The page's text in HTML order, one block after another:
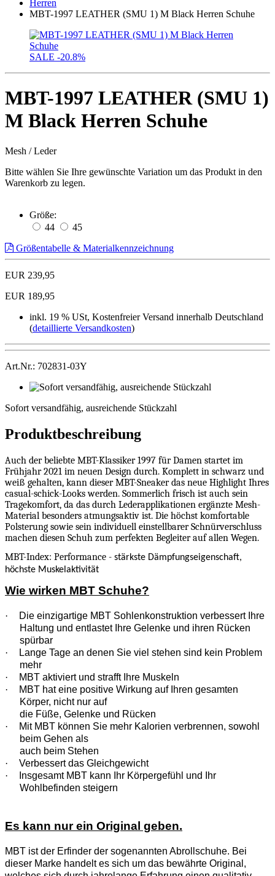
Herren
MBT-1997 LEATHER (SMU 1) M Black Herren Schuhe
SALE -20.8%
MBT-1997 LEATHER (SMU 1)
M Black Herren Schuhe
Mesh / Leder
Bitte wählen Sie Ihre gewünschte Variation um das Produkt in den
Warenkorb zu legen.
Größe:
44
45
Größentabelle & Materialkennzeichnung
EUR 239,95
EUR 189,95
inkl. 19 % USt, Kostenfreier Versand innerhalb Deutschland
(detaillierte Versandkosten)
Art.Nr.: 702831-03Y
Sofort versandfähig, ausreichende Stückzahl
Produktbeschreibung
Auch der beliebte MBT-Klassiker 1997 für Damen startet im
Frühjahr 2021 im neuen Design durch. Komplett in schwarz und
weiß gehalten, kann dieser MBT-Sneaker das neue Highlight Ihres
casual-schick-Looks werden. Sommerlich frisch ist auch sein
Tragekomfort, da das durch Lederapplikationen ergänzte Mesh-
Material besonders atmungsaktiv ist. Die höchst komfortable
Polsterung sowie sein individuell einstellbarer Schnürverschluss
machen diesen Schuh zum perfekten Begleiter auf allen Wegen.
MBT-Index: Performance - stärkste Dämpfungseigenschaft,
höchste Muskelaktivität
Wie wirken MBT Schuhe?
·
Die einzigartige MBT Sohlenkonstruktion verbessert Ihre
Haltung und entlastet Ihre Gelenke und ihren Rücken
spürbar
·
Lange Tage an denen Sie viel stehen sind kein Problem
mehr
·
MBT aktiviert und strafft Ihre Muskeln
·
MBT hat eine positive Wirkung auf Ihren gesamten
Körper, nicht nur auf
die Füße, Gelenke und Rücken
·
Mit MBT können Sie mehr Kalorien verbrennen, sowohl
beim Gehen als
auch beim Stehen
·
Verbessert das Gleichgewicht
·
Insgesamt MBT kann Ihr Körpergefühl und Ihr
Wohlbefinden steigern
Es kann nur ein Original geben.
MBT ist der Erfinder der sogenannten Abrollschuhe. Bei
dieser Marke handelt es sich um das bewährte Original,